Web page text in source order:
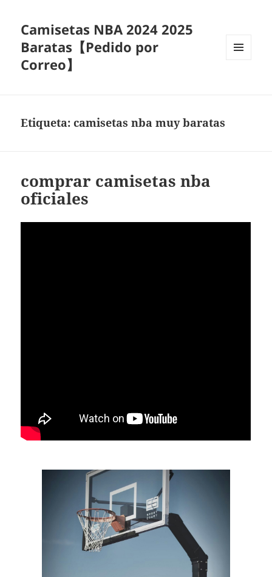
Camisetas NBA 2024 2025
Baratas【Pedido por
Correo】
Etiqueta:camisetas nba muy baratas
comprar camisetas nba
oficiales